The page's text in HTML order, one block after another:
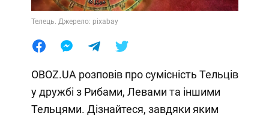
Телець. Джерело: pixabay
OBOZ.UA розповів про сумісність Тельців
у дружбі з Рибами, Левами та іншими
Тельцями. Дізнайтеся, завдяки яким